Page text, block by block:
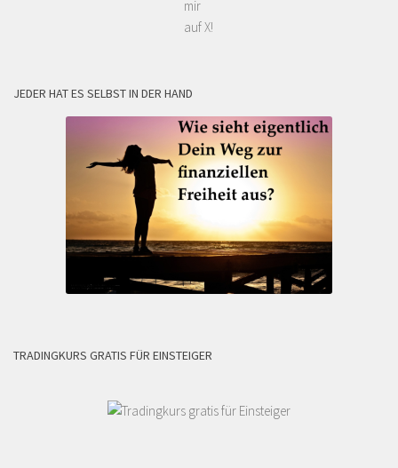
mir
auf X!
JEDER HAT ES SELBST IN DER HAND
TRADINGKURS GRATIS FÜR EINSTEIGER